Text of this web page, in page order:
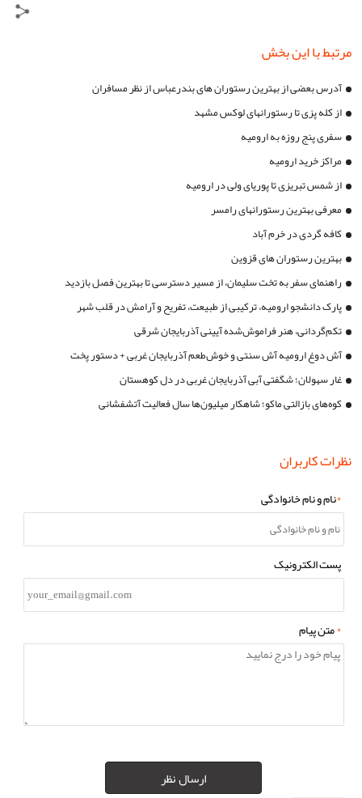
مرتبط با این بخش
آدرس بعضی از بهترین رستوران های بندرعباس از نظر مسافران
از کله پزی تا رستورانهای لوکس مشهد
سفری پنج روزه به ارومیه
مراکز خرید ارومیه
از شمس تبریزی تا پوریای ولی در ارومیه
معرفی بهترین رستورانهای رامسر
کافه گردی در خرم آباد
بهترین رستوران های قزوین
راهنمای سفر به تخت سلیمان، از مسیر دسترسی تا بهترین فصل بازدید
پارک دانشجو ارومیه، ترکیبی از طبیعت، تفریح و آرامش در قلب شهر
تکم‌گردانی، هنر فراموش‌شده آیینی آذربایجان شرقی
آش دوغ ارومیه آش سنتی و خوش‌طعم آذربایجان غربی + دستور پخت
غار سهولان؛ شگفتی آبی آذربایجان غربی در دل کوهستان
کوه‌های بازالتی ماکو؛ شاهکار میلیون‌ها سال فعالیت آتشفشانی
نظرات کاربران
*نام و نام خانوادگی
پست الکترونیک
*متن پیام
ارسال نظر